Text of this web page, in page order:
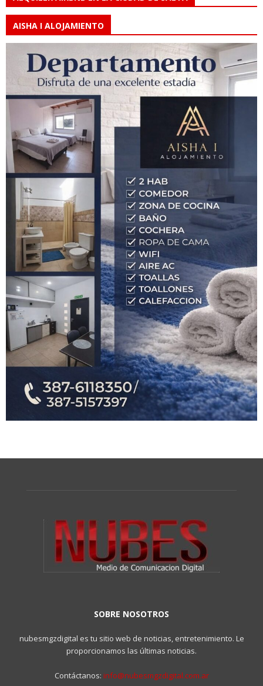
AISHA I ALOJAMIENTO
SOBRE NOSOTROS
nubesmgzdigital es tu sitio web de noticias, entretenimiento. Le
proporcionamos las últimas noticias.
Contáctanos: info@nubesmgzdigital.com.ar